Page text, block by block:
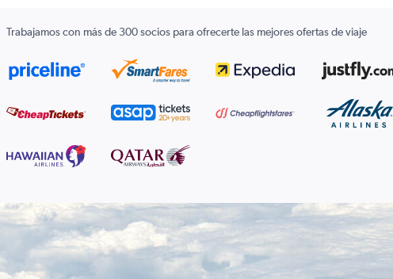
Trabajamos con más de 300 socios para ofrecerte las mejores ofertas de viaje